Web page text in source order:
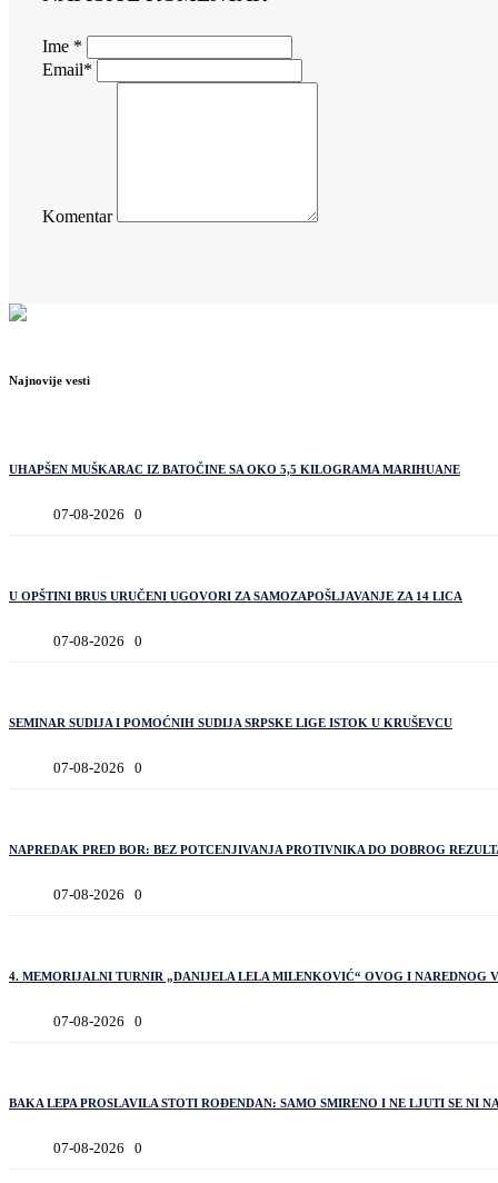
Ime *
Email*
Komentar
Najnovije vesti
UHAPŠEN MUŠKARAC IZ BATOČINE SA OKO 5,5 KILOGRAMA MARIHUANE
07-08-2026 0
U OPŠTINI BRUS URUČENI UGOVORI ZA SAMOZAPOŠLJAVANJE ZA 14 LICA
07-08-2026 0
SEMINAR SUDIJA I POMOĆNIH SUDIJA SRPSKE LIGE ISTOK U KRUŠEVCU
07-08-2026 0
NAPREDAK PRED BOR: BEZ POTCENJIVANJA PROTIVNIKA DO DOBROG
07-08-2026 0
4. MEMORIJALNI TURNIR „DANIJELA LELA MILENKOVIĆ“ OVOG I NAREDNOG
07-08-2026 0
BAKA LEPA PROSLAVILA STOTI ROĐENDAN: SAMO SMIRENO I NE LJUTI SE NI
07-08-2026 0